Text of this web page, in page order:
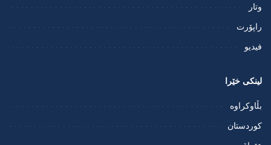
وتار
راپۆرت
فيديو
لینکی خێرا
بڵاوکراوە
کوردستان